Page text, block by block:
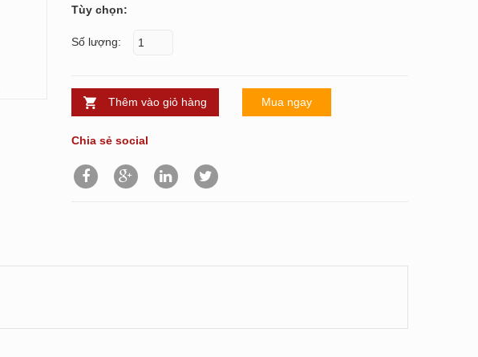
Tùy chọn:
Số lượng:
Thêm vào giỏ hàng Mua ngay
Chia sẻ social